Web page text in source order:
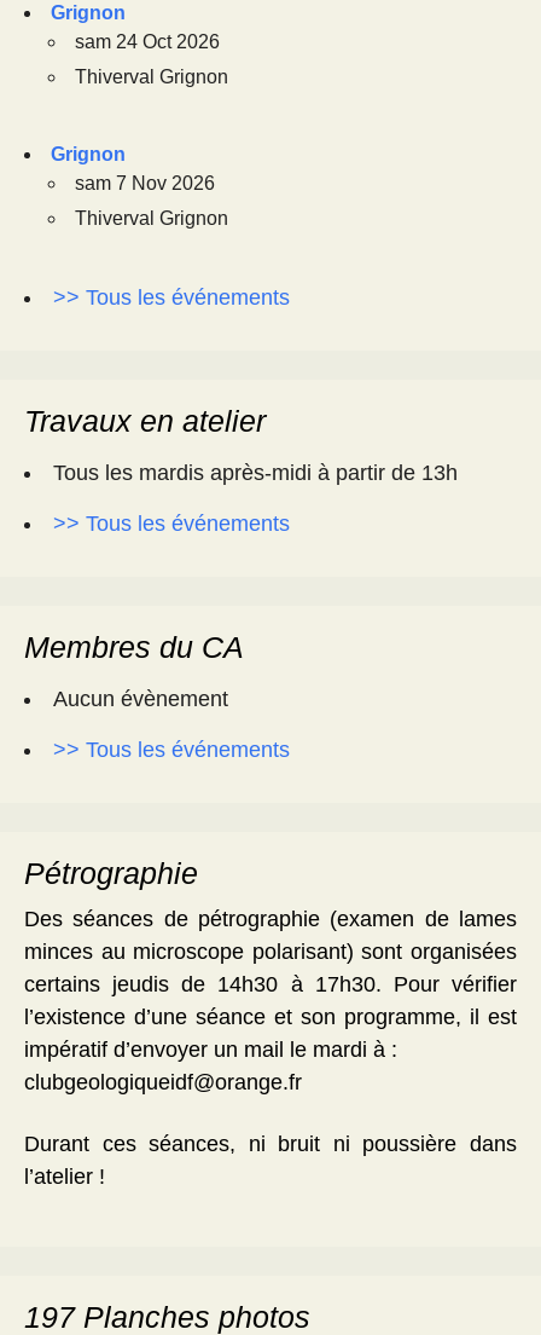
Grignon
sam 24 Oct 2026
Thiverval Grignon
Grignon
sam 7 Nov 2026
Thiverval Grignon
>> Tous les événements
Travaux en atelier
Tous les mardis après-midi à partir de 13h
>> Tous les événements
Membres du CA
Aucun évènement
>> Tous les événements
Pétrographie
Des séances de pétrographie (examen de lames
minces au microscope polarisant) sont organisées
certains jeudis de 14h30 à 17h30. Pour vérifier
l’existence d’une séance et son programme, il est
impératif d’envoyer un mail le mardi à :
clubgeologiqueidf@orange.fr
Durant ces séances, ni bruit ni poussière dans
l’atelier !
197 Planches photos